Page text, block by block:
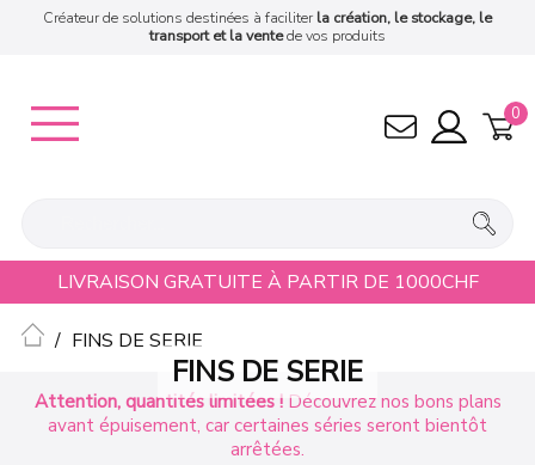
Créateur de solutions destinées à faciliter la création, le stockage, le
transport et la ventede vos produits
0
LIVRAISON GRATUITE À PARTIR DE 1000CHF
Accueil
FINS DE SERIE
FINS DE SERIE
Attention, quantités limitées !Découvrez nos bons plans
avant épuisement, car certaines séries seront bientôt
arrêtées.